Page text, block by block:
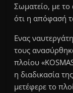
Σωματείο, με το
ότι η απόφασή
Ενας
τους
πλοίου
η διαδικασία
μετέφερε το